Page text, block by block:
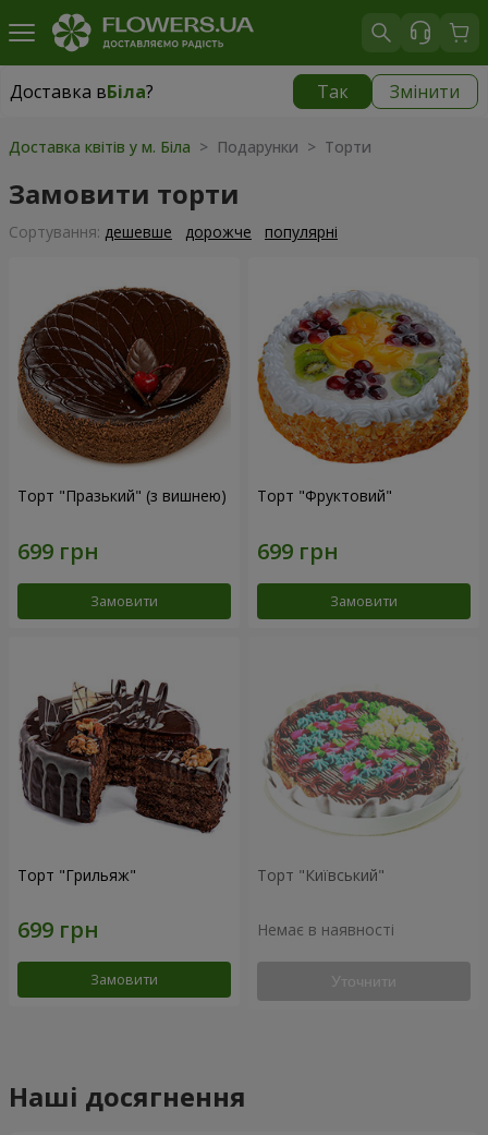
Доставка вБіла? Так Змінити
Доставка вБіла
Доставка квітів у м. Біла > Подарунки > Торти
Замовити торти
Сортування: дешевше дорожче популярні
Торт "Празький" (з вишнею)
Замовити
Торт "Фруктовий"
Замовити
Торт "Грильяж"
Замовити
Торт "Київський"
Немає в наявності
Уточнити
Наші досягнення